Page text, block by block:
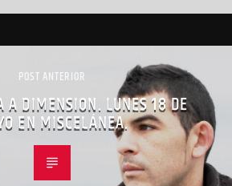
POST ANTERIOR
A DIMENSION. LUNES 18 DE
EN MISCELÁNEA.